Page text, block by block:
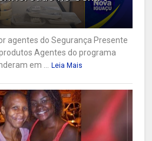
agentes do Segurança Presente
Agentes do programa
em ... Leia Mais